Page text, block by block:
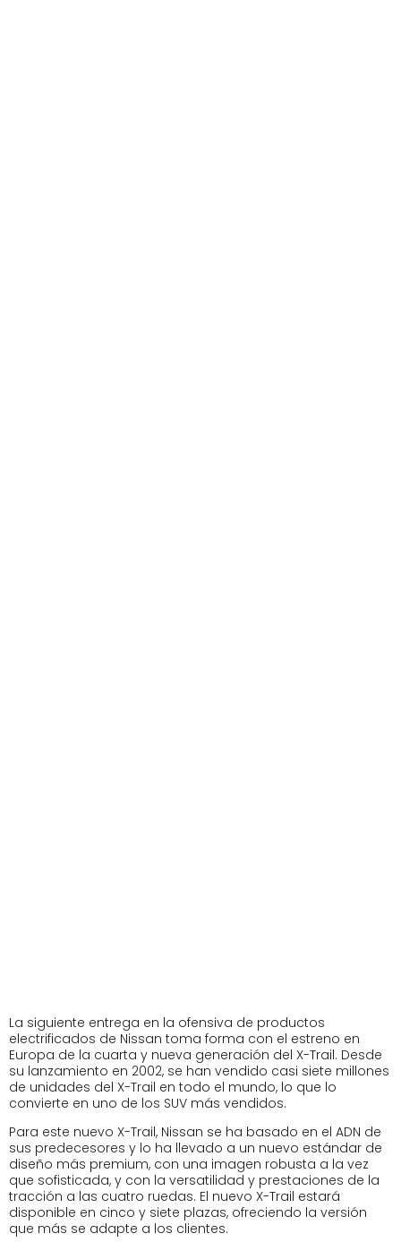
La siguiente entrega en la ofensiva de productos
electrificados de Nissan toma forma con el estreno en
Europa de la cuarta y nueva generación del X-Trail. Desde
su lanzamiento en 2002, se han vendido casi siete millones
de unidades del X-Trail en todo el mundo, lo que lo
convierte en uno de los SUV más vendidos.
Para este nuevo X-Trail, Nissan se ha basado en el ADN de
sus predecesores y lo ha llevado a un nuevo estándar de
diseño más premium, con una imagen robusta a la vez
que sofisticada, y con la versatilidad y prestaciones de la
tracción a las cuatro ruedas. El nuevo X-Trail estará
disponible en cinco y siete plazas, ofreciendo la versión
que más se adapte a los clientes.